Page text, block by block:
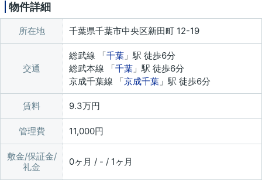
物件詳細
所在地 千葉県千葉市中央区新田町 12-19
交通
総武線 「千葉 」駅 徒歩6分
総武本線 「千葉 」駅 徒歩6分
京成千葉線 「京成千葉 」駅 徒歩6分
賃料 9.3万円
管理費 11,000円
敷金/保証金/
礼金
0ヶ月 / - / 1ヶ月